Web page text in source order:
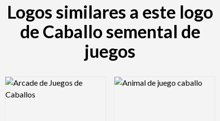
Logos similares a este logo
de Caballo semental de
juegos
Logo Preview Image Logo Preview Image